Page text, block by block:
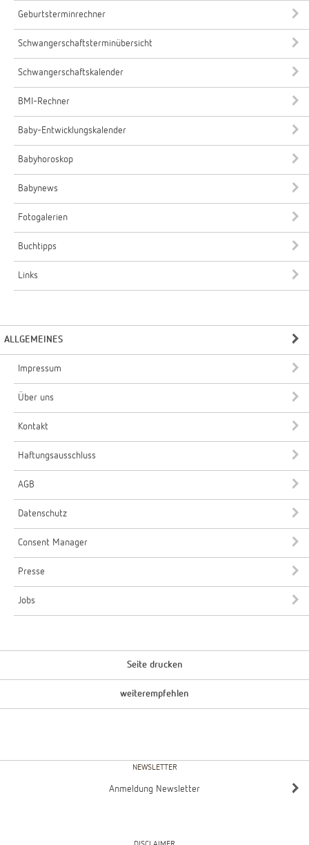
Geburtsterminrechner
Schwangerschaftsterminübersicht
Schwangerschaftskalender
BMI-Rechner
Baby-Entwicklungskalender
Babyhoroskop
Babynews
Fotogalerien
Buchtipps
Links
ALLGEMEINES
Impressum
Über uns
Kontakt
Haftungsausschluss
AGB
Datenschutz
Consent Manager
Presse
Jobs
Seite drucken
weiterempfehlen
NEWSLETTER
Anmeldung Newsletter